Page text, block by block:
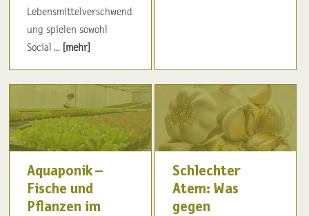
Lebensmittelverschwend
ung spielen sowohl
Social ... [mehr]
Aquaponik –
Fische und
Pflanzen im
Schlechter
Atem: Was
gegen